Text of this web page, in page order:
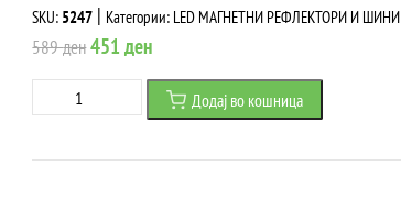
SKU: 5247 | Категории: LED МАГНЕТНИ РЕФЛЕКТОРИ И ШИНИ
589денOriginal
price
451денCurrent
price
STRAIGHT
JOINT
ЗА
Додај во кошница